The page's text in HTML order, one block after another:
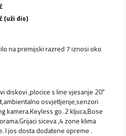
(uži dio)
na premijski razred 7 iznosi oko
diskovi ,plocice s line vjesanje 20"
osvjetljenje,senzori
kamera.Keyless go .2 kljuca,Bose
siceva ,4 zone klima
I jos dosta dodatene opreme .